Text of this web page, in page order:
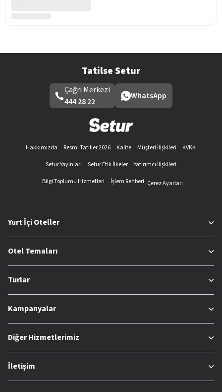
Tatilse Setur
Çağrı Merkezi
444 28 22
WhatsApp
Hakkımızda Resmi Tatiller 2026 Kalite Müşteri İlişkileri
KVKK
Setur Yayınları
Setur Etik İlkeler
Yatırımcı İlişkileri
Bilgi Toplumu Hizmetleri
İşlem Rehberi Çerez Ayarları
Yurt İçi Oteller
Otel Temaları
Turlar
Kampanyalar
Diğer Hizmetlerimiz
İletişim